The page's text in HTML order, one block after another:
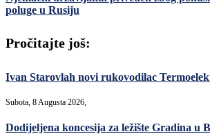
poluge u Rusiju
Pročitajte još:
Ivan Starovlah novi rukovodilac
Subota, 8 Augusta 2026,
Dodijeljena koncesija za ležište Gradina u